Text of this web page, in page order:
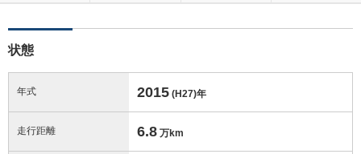
状態
年式 2015 (H27)年
走行距離 6.8 万km